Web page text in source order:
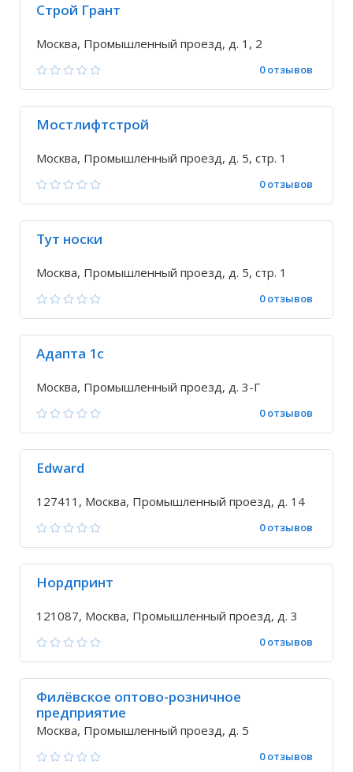
Строй Грант
Москва, Промышленный проезд, д. 1, 2
0 отзывов
Мостлифтстрой
Москва, Промышленный проезд, д. 5, стр. 1
0 отзывов
Тут носки
Москва, Промышленный проезд, д. 5, стр. 1
0 отзывов
Адапта 1с
Москва, Промышленный проезд, д. 3-Г
0 отзывов
Edward
127411, Москва, Промышленный проезд, д. 14
0 отзывов
Нордпринт
121087, Москва, Промышленный проезд, д. 3
0 отзывов
Филёвское оптово-розничное
предприятие
Москва, Промышленный проезд, д. 5
0 отзывов